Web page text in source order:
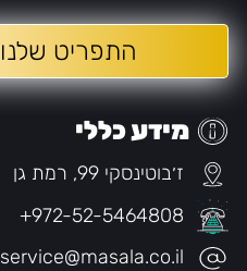
התפריט שלנו
מידע כללי
ז׳בוטינסקי 99, רמת גן
+972-52-5464808
service@masala.co.il